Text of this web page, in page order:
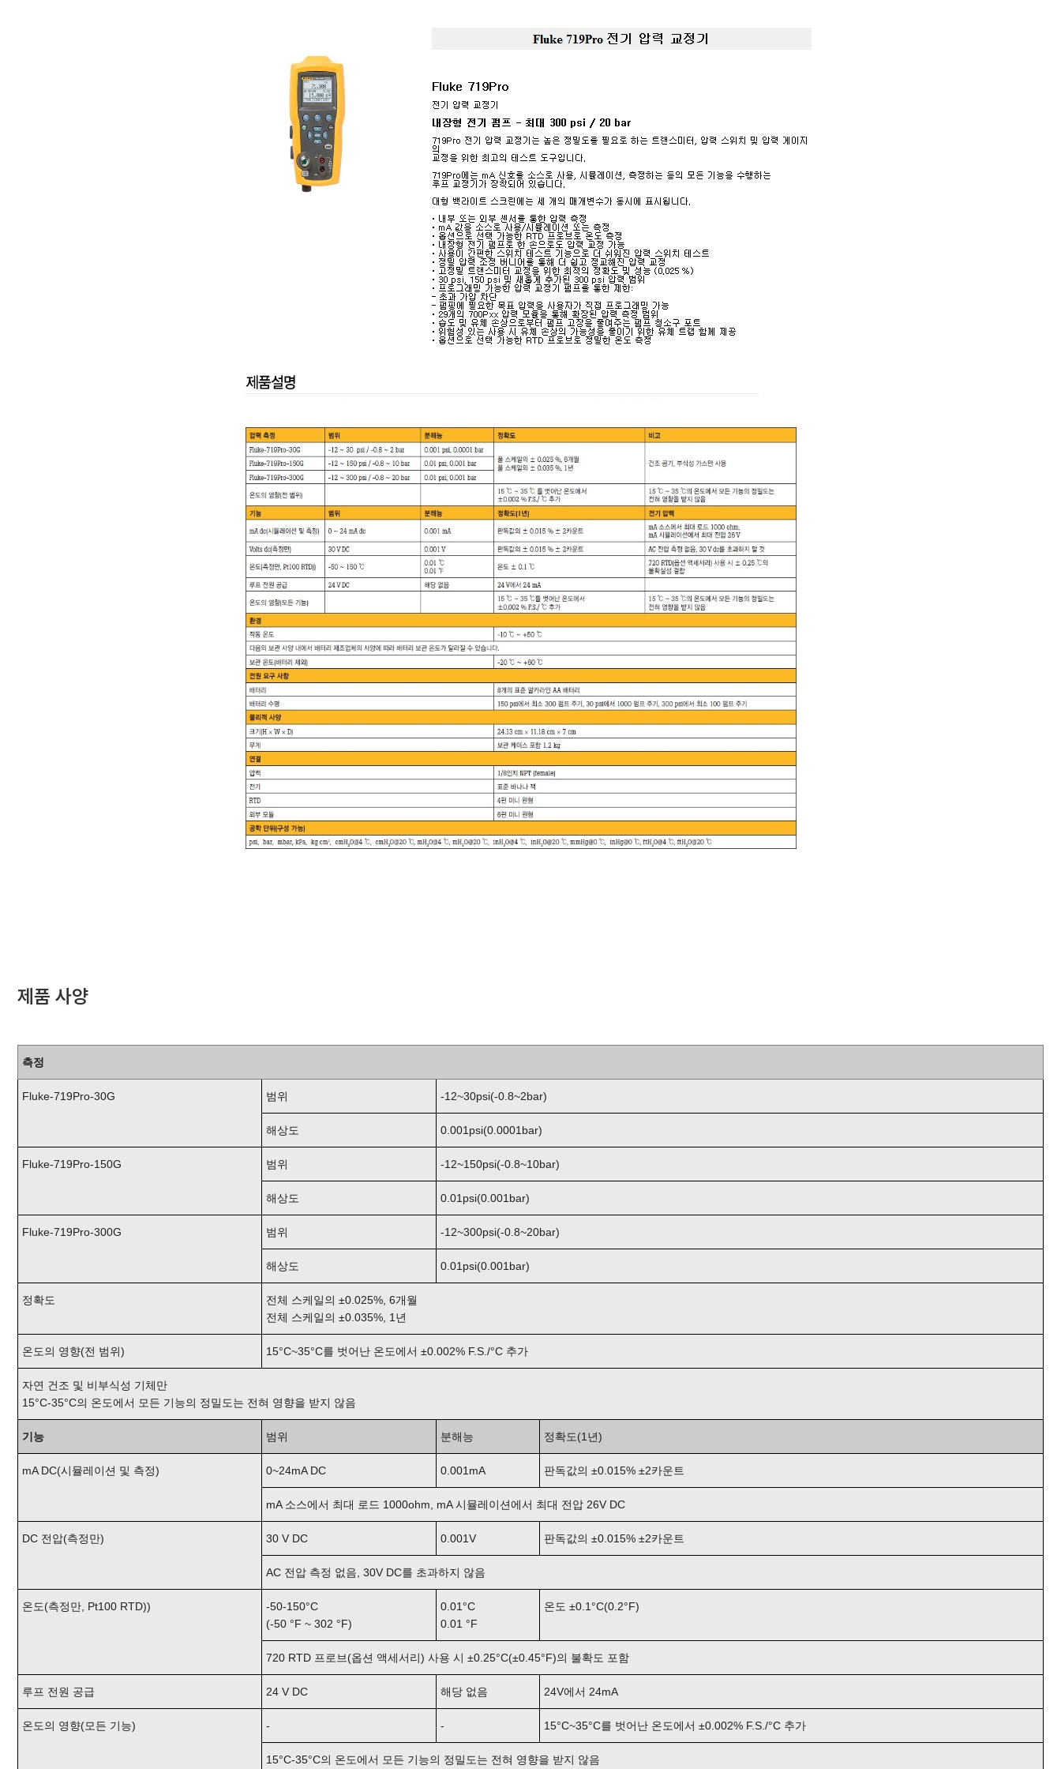
제품 사양
측정
Fluke-719Pro-30G 범위 -12~30psi(-0.8~2bar)
해상도 0.001psi(0.0001bar)
Fluke-719Pro-150G 범위 -12~150psi(-0.8~10bar)
해상도 0.01psi(0.001bar)
Fluke-719Pro-300G 범위 -12~300psi(-0.8~20bar)
해상도 0.01psi(0.001bar)
정확도
전체 스케일의 ±0.025%, 6개월
전체 스케일의 ±0.035%, 1년
온도의 영향(전 범위) 15°C~35°C를 벗어난 온도에서 ±0.002% F.S./°C 추가
자연 건조 및 비부식성 기체만
15°C-35°C의 온도에서 모든 기능의 정밀도는 전혀 영향을 받지 않음
기능 범위 분해능 정확도(1년)
mA DC(시뮬레이션 및 측정) 0~24mA DC 0.001mA 판독값의 ±0.015% ±2카운트
mA 소스에서 최대 로드 1000ohm, mA 시뮬레이션에서 최대 전압 26V DC
DC 전압(측정만) 30 V DC 0.001V 판독값의 ±0.015% ±2카운트
AC 전압 측정 없음, 30V DC를 초과하지 않음
온도(측정만, Pt100 RTD))
-50-150°C
(-50 °F ~ 302 °F)
0.01°C
0.01 °F
온도 ±0.1°C(0.2°F)
720 RTD 프로브(옵션 액세서리) 사용 시 ±0.25°C(±0.45°F)의 불확도 포함
루프 전원 공급 24 V DC 해당 없음 24V에서 24mA
온도의 영향(모든 기능) - - 15°C~35°C를 벗어난 온도에서 ±0.002% F.S./°C 추가
15°C-35°C의 온도에서 모든 기능의 정밀도는 전혀 영향을 받지 않음